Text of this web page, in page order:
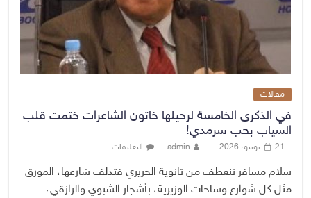
مقالات
في الذكرى الخامسة لرحيلها خاتون الشاعرات ختمت قلب
السياب بحب سرمدي!
21 يونيو، 2026 admin التعليقات
سلام مسافر تنعطف من ثانوية الحريري فتدلف شارعها، المورق
مثل كل شوارع وساحات الوزيرية، بأشجار الشبوي والرازقي،